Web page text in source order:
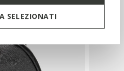
SELEZIONATI